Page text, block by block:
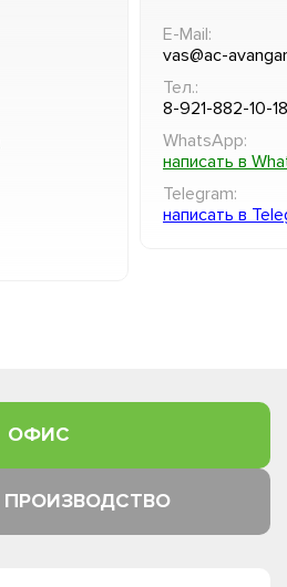
E-Mail:
vas@ac-
Тел.:
8-921-882-10-18
WhatsApp:
написать в
Telegram:
написать в
ОФИС